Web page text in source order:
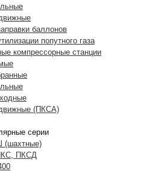
баллонов
попутного газа
компрессорные станции
(ПКСА)
серии
(шахтные)
ПКСД